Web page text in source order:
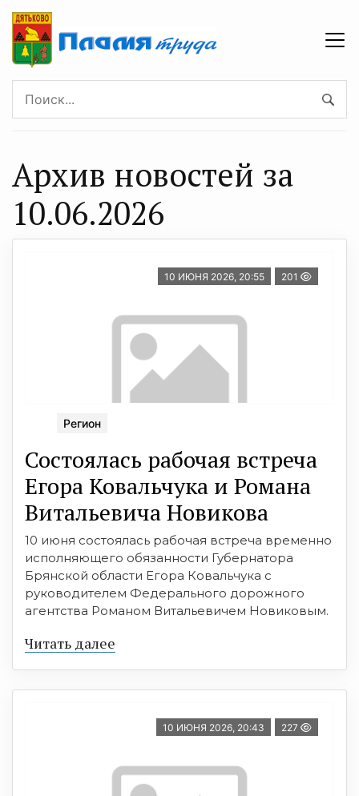
Архив новостей за
10.06.2026
10 ИЮНЯ 2026, 20:55 201
Регион
Состоялась рабочая встреча
Егора Ковальчука и Романа
Витальевича Новикова
10 июня состоялась рабочая встреча временно
исполняющего обязанности Губернатора
Брянской области Егора Ковальчука с
руководителем Федерального дорожного
агентства Романом Витальевичем Новиковым.
Читать далее
10 ИЮНЯ 2026, 20:43 227